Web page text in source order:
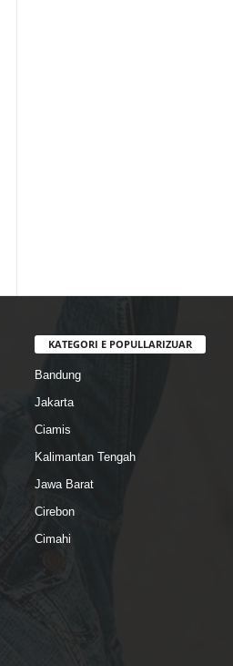
KATEGORI E POPULLARIZUAR
Bandung
Jakarta
Ciamis
Kalimantan Tengah
Jawa Barat
Cirebon
Cimahi